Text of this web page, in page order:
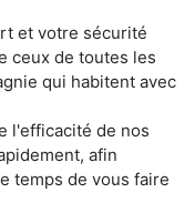
et votre sécurité
ceux de toutes les
qui habitent avec
l'efficacité de nos
afin
temps de vous faire